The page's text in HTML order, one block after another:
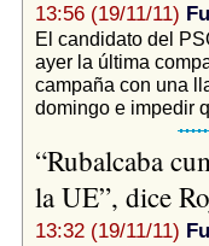
13:56 (19/11/11)
El candidato del
ayer la última
campaña con una
domingo e impedir
“Rubalcaba
la UE”, dice
13:32 (19/11/11)